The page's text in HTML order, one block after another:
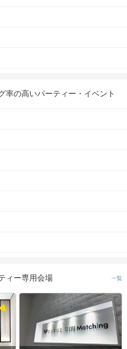
表！
ださい。
マップ・アクセス案内を見る
率の高いパーティー・イベント
ィー専用会場 一覧